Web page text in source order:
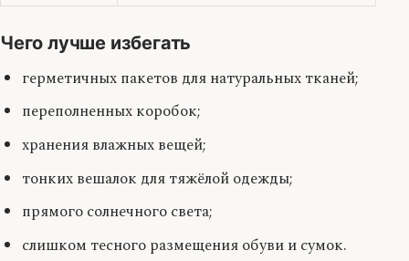
Чего лучше избегать
герметичных пакетов для натуральных тканей;
переполненных коробок;
хранения влажных вещей;
тонких вешалок для тяжёлой одежды;
прямого солнечного света;
слишком тесного размещения обуви и сумок.